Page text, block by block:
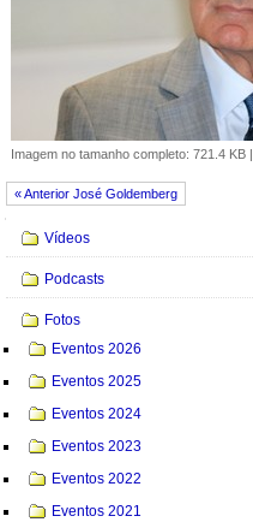
Imagem no tamanho completo: 721.4 KB|
« Anterior José Goldemberg
Vídeos
Podcasts
Fotos
Eventos 2026
Eventos 2025
Eventos 2024
Eventos 2023
Eventos 2022
Eventos 2021